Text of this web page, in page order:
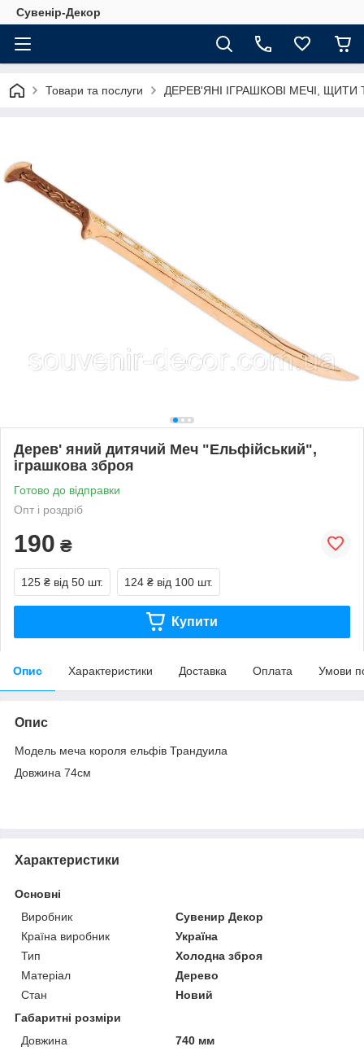
Сувенір-Декор
Товари та послуги ДЕРЕВ'ЯНІ ІГРАШКОВІ МЕЧІ,
Дерев' яний дитячий Меч "Ельфійський",
іграшкова зброя
Готово до відправки
Опт і роздріб
190 ₴
125 ₴ від 50 шт. 124 ₴ від 100 шт.
Купити
Опис Характеристики Доставка Оплата Умови
Опис
Модель меча короля ельфів Трандуила
Довжина 74см
Характеристики
Основні
Виробник
Сувенир Декор
Країна виробник
Україна
Тип
Холодна зброя
Матеріал
Дерево
Стан
Новий
Габаритні розміри
Довжина
740 мм